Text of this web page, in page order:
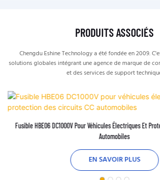
PRODUITS ASSOCIÉS
Chengdu Eshine Technology a été fondée en 2009.
solutions globales intégrant une agence de marque de
et des services de support
Fusible HBE06 DC1000V Pour Véhicules Électriques Et
Automobiles
EN SAVOIR PLUS